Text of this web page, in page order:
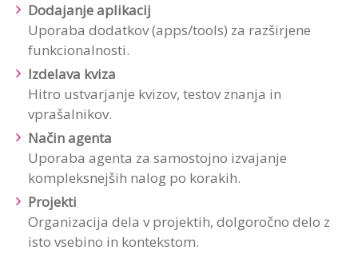
Dodajanje aplikacij
Uporaba dodatkov (apps/tools) za razširjene
funkcionalnosti.
Izdelava kviza
Hitro ustvarjanje kvizov, testov znanja in
vprašalnikov.
Način agenta
Uporaba agenta za samostojno izvajanje
kompleksnejših nalog po korakih.
Projekti
Organizacija dela v projektih, dolgoročno delo z
isto vsebino in kontekstom.